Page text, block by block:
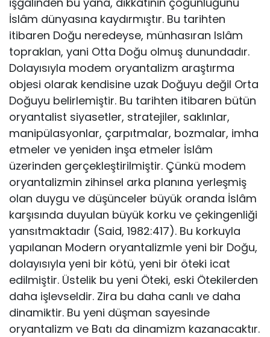
İslâm dünyasına kaydırmıştır. Bu tarihten
itibaren Doğu neredeyse, münhası­ran Islâm
topraklan, yani Otta Doğu olmuş dunundadır.
Dolayısıyla modem oryan­talizm araştırma
objesi olarak kendisine uzak Doğuyu değil Orta
Doğuyu belirlemiş­tir. Bu tarihten itibaren bütün
oryantalist siyasetler, stratejiler, saklınlar,
manipülasyonlar, çarpıtmalar, bozmalar, imha
etmeler ve yeniden inşa etmeler İslâm
üzerinden gerçekleştirilmiştir. Çünkü modem
oryantalizmin zihinsel arka planına yerleşmiş
olan duygu ve düşünceler büyük oranda İslâm
karşısında duyulan büyük korku ve çe­kingenliği
yansıtmaktadır (Said, 1982:417). Bu korkuyla
yapılanan Modern oryan­talizmle yeni bir Doğu,
dolayısıyla yeni bir kötü, yeni bir öteki icat
edilmiştir. Üste­lik bu yeni Öteki, eski Ötekilerden
daha işlevseldir. Zira bu daha canlı ve daha
dina­miktir. Bu yeni düşman sayesinde
oryantalizm ve Batı da dinamizm kazanacaktır.